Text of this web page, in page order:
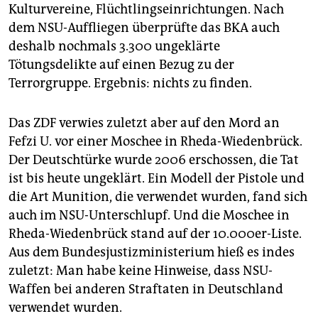
Kulturvereine, Flüchtlingseinrichtungen. Nach
dem NSU-Auffliegen überprüfte das BKA auch
deshalb nochmals 3.300 ungeklärte
Tötungsdelikte auf einen Bezug zu der
Terrorgruppe. Ergebnis: nichts zu finden.
Das ZDF verwies zuletzt aber auf den Mord an
Fefzi U. vor einer Moschee in Rheda-Wiedenbrück.
Der Deutschtürke wurde 2006 erschossen, die Tat
ist bis heute ungeklärt. Ein Modell der Pistole und
die Art Munition, die verwendet wurden, fand sich
auch im NSU-Unterschlupf. Und die Moschee in
Rheda-Wiedenbrück stand auf der 10.000er-Liste.
Aus dem Bundesjustizministerium hieß es indes
zuletzt: Man habe keine Hinweise, dass NSU-
Waffen bei anderen Straftaten in Deutschland
verwendet wurden.